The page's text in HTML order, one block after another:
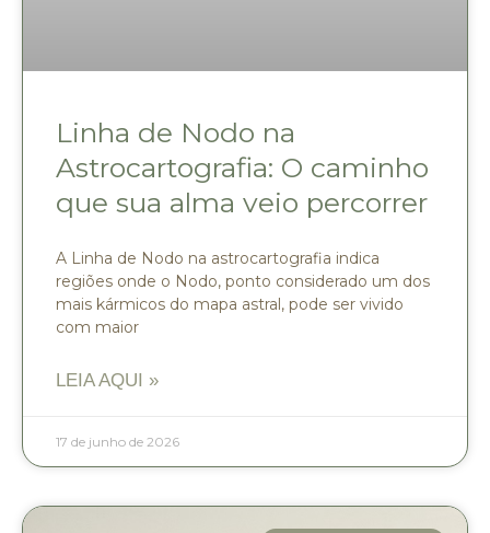
Linha de Nodo na
Astrocartografia: O caminho
que sua alma veio percorrer
A Linha de Nodo na astrocartografia indica
regiões onde o Nodo, ponto considerado um dos
mais kármicos do mapa astral, pode ser vivido
com maior
LEIA AQUI »
17 de junho de 2026